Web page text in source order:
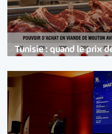
Tunisie : quand le prix